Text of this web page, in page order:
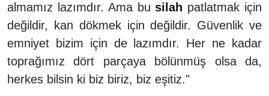
almamız lazımdır. Ama bu silah patlatmak için
değildir, kan dökmek için değildir. Güvenlik ve
emniyet bizim için de lazımdır. Her ne kadar
toprağımız dört parçaya bölünmüş olsa da,
herkes bilsin ki biz biriz, biz eşitiz."